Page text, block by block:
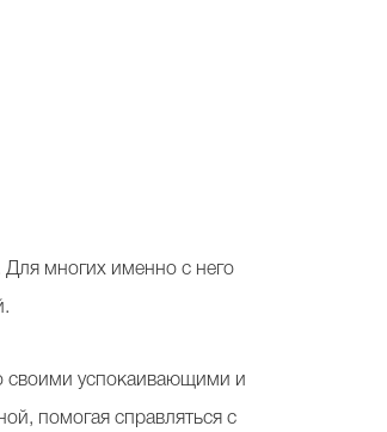
многих именно с него
своими успокаивающими и
помогая справляться с